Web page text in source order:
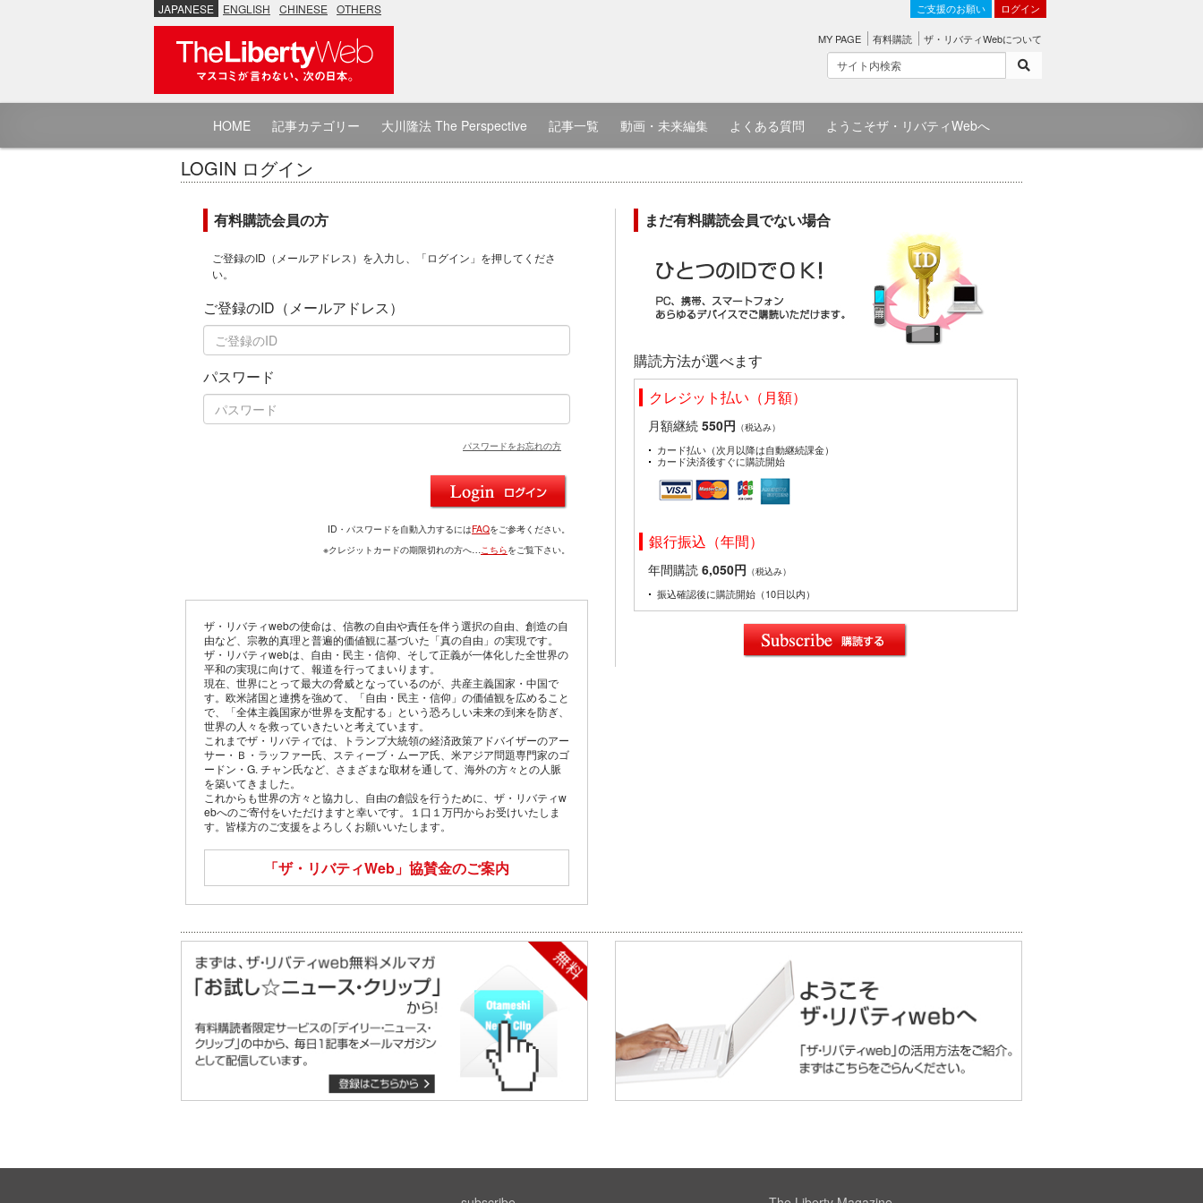
JAPANESE ENGLISH CHINESE OTHERS ご支援のお願い ログイン
MY PAGE 有料購読 ザ・リバティWebについて
HOME 記事カテゴリー 大川隆法 The Perspective 記事一覧 動画・未来編集 よくある質問 ようこそザ・リバティWebへ
LOGIN ログイン
有料購読会員の方
ご登録のID（メールアドレス）を入力し、「ログイン」を押してくださ
い。
ご登録のID（メールアドレス）
パスワード
パスワードをお忘れの方
ID・パスワードを自動入力するにはFAQをご参考ください。
※クレジットカードの期限切れの方へ…こちらをご覧下さい。
ザ・リバティwebの使命は、信教の自由や責任を伴う選択の自由、創造の自
由など、宗教的真理と普遍的価値観に基づいた「真の自由」の実現です。
ザ・リバティwebは、自由・民主・信仰、そして正義が一体化した全世界の
平和の実現に向けて、報道を行ってまいります。
現在、世界にとって最大の脅威となっているのが、共産主義国家・中国で
す。欧米諸国と連携を強めて、「自由・民主・信仰」の価値観を広めること
で、「全体主義国家が世界を支配する」という恐ろしい未来の到来を防ぎ、
世界の人々を救っていきたいと考えています。
これまでザ・リバティでは、トランプ大統領の経済政策アドバイザーのアー
サー・Ｂ・ラッファー氏、スティーブ・ムーア氏、米アジア問題専門家のゴ
ードン・G. チャン氏など、さまざまな取材を通して、海外の方々との人脈
を築いてきました。
これからも世界の方々と協力し、自由の創設を行うために、ザ・リバティw
ebへのご寄付をいただけますと幸いです。１口１万円からお受けいたしま
す。皆様方のご支援をよろしくお願いいたします。
「ザ・リバティWeb」 協賛金のご案内
まだ有料購読会員でない場合
購読方法が選べます
クレジット払い（月額）
月額継続 550円 （税込み）
カード払い（次月以降は自動継続課金）
カード決済後すぐに購読開始
銀行振込（年間）
年間購読 6,050円 （税込み）
振込確認後に購読開始（10日以内）